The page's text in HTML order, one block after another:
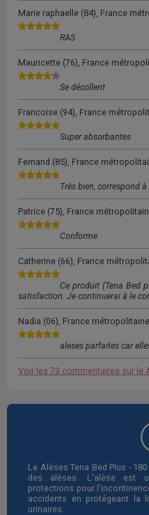
Marie raphaelle (84), France
RAS
Mauricette (76), France
Se décollent
Francoise (94), France
Super absorbantes
Fernand (85), France
Très bien, correspond
Patrice (75), France
Conforme
Catherine (66), France
Ce produit (Tena Bed
satisfaction. Je continuerai à le
Nadia (06), France
aleses parfaites car
Voir les 73 commentaires sur le
Le Alèses Tena Bed Plus -
des alèses. L'alèse est
protections pour
accidents en protégeant la
urinaires.